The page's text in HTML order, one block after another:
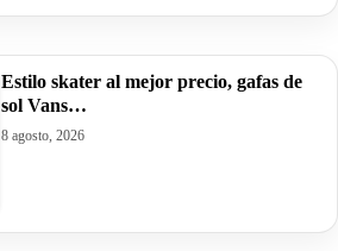
Estilo skater al mejor precio, gafas de
sol Vans…
8 agosto, 2026